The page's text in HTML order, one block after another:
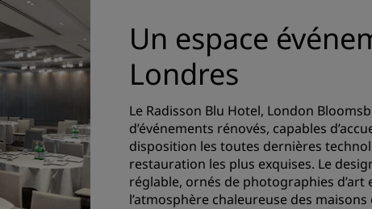
Un espace
Londres
Le Radisson Blu Hotel, London
d’événements rénovés, capables
disposition les toutes dernières
restauration les plus exquises. Le
réglable, ornés de photographies
l’atmosphère chaleureuse des